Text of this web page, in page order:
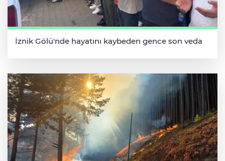
İznik Gölü'nde hayatını kaybeden gence son veda